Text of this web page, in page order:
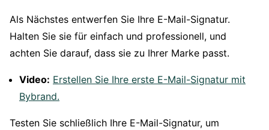
Als Nächstes entwerfen Sie Ihre E-Mail-Signatur.
Halten Sie sie für einfach und professionell, und
achten Sie darauf, dass sie zu Ihrer Marke passt.
Video: Erstellen Sie Ihre erste E-Mail-Signatur mit
Bybrand.
Testen Sie schließlich Ihre E-Mail-Signatur, um